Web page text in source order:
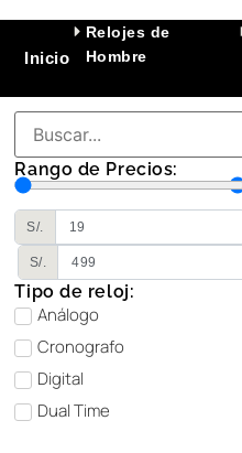
Inicio
Relojes de
Hombre
Rango de Precios:
S/.
S/.
Tipo de reloj:
Análogo
Cronografo
Digital
Dual Time